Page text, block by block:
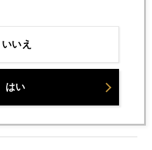
いいえ
はい